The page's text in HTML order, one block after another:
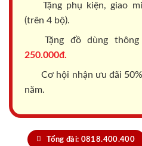
Tặng phụ kiện, giao
(trên 4 bộ).
Tặng đồ dùng
250.000đ.
Cơ hội nhận ưu đãi
năm.
Tổng đài: 0818.400.400